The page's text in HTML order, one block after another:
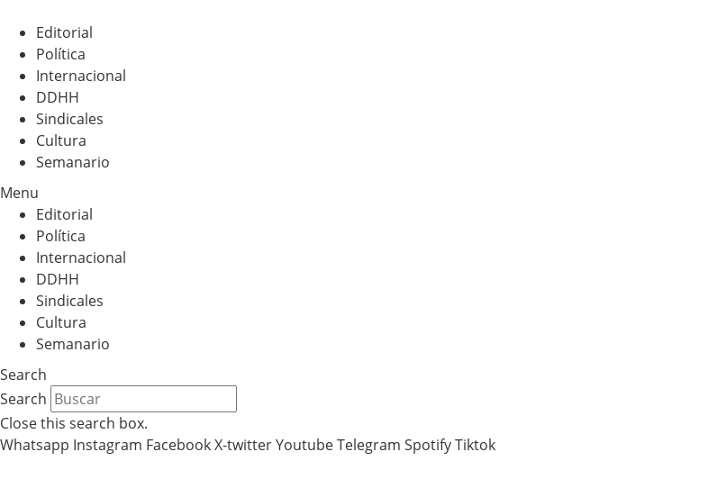
Editorial
Política
Internacional
DDHH
Sindicales
Cultura
Semanario
Menu
Editorial
Política
Internacional
DDHH
Sindicales
Cultura
Semanario
Search
Search
Close this search box.
Whatsapp Instagram FacebookX-twitterYoutubeTelegram SpotifyTiktok